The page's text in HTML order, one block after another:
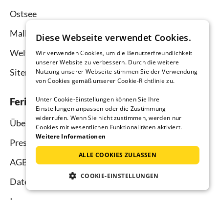
Ostsee
Mallorca
Weltweit
Sitemap
Ferienhausmiete.de
Über uns
Presse
AGB
Datenschutz
Diese Webseite verwendet Cookies.
Wir verwenden Cookies, um die Benutzerfreundlichkeit
unserer Website zu verbessern. Durch die weitere
Nutzung unserer Webseite stimmen Sie der Verwendung
von Cookies gemäß unserer Cookie-Richtlinie zu.
Unter Cookie-Einstellungen können Sie Ihre
Einstellungen anpassen oder die Zustimmung
widerrufen. Wenn Sie nicht zustimmen, werden nur
Cookies mit wesentlichen Funktionalitäten aktiviert.
Weitere Informationen
ALLE COOKIES ZULASSEN
COOKIE-EINSTELLUNGEN